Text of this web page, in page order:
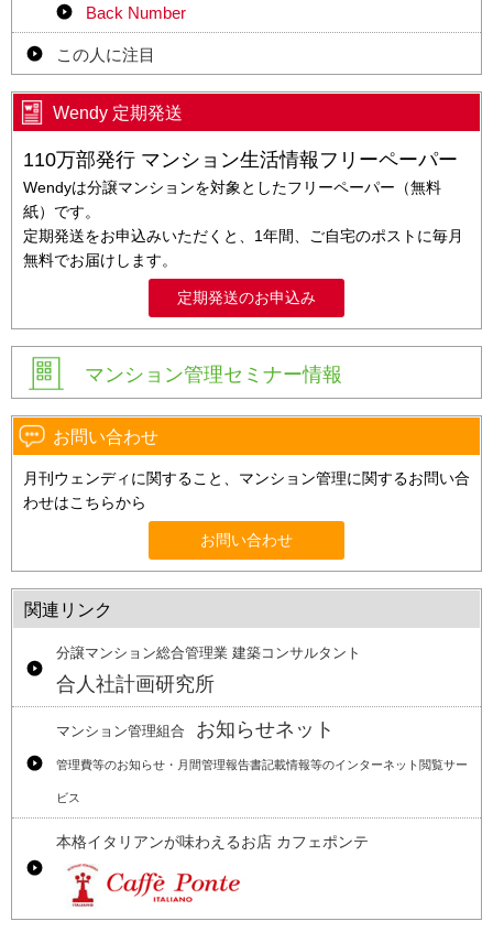
Back Number
この人に注目
Wendy 定期発送
110万部発行 マンション生活情報フリーペーパー
Wendyは分譲マンションを対象としたフリーペーパー（無料
紙）です。
定期発送をお申込みいただくと、1年間、ご自宅のポストに毎月
無料でお届けします。
定期発送のお申込み
マンション管理セミナー情報
お問い合わせ
月刊ウェンディに関すること、マンション管理に関するお問い合
わせはこちらから
お問い合わせ
関連リンク
分譲マンション総合管理業 建築コンサルタント
合人社計画研究所
マンション管理組合 お知らせネット
管理費等のお知らせ・月間管理報告書記載情報等のインターネット閲覧サー
ビス
本格イタリアンが味わえるお店 カフェポンテ